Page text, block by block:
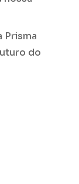
Prisma
do